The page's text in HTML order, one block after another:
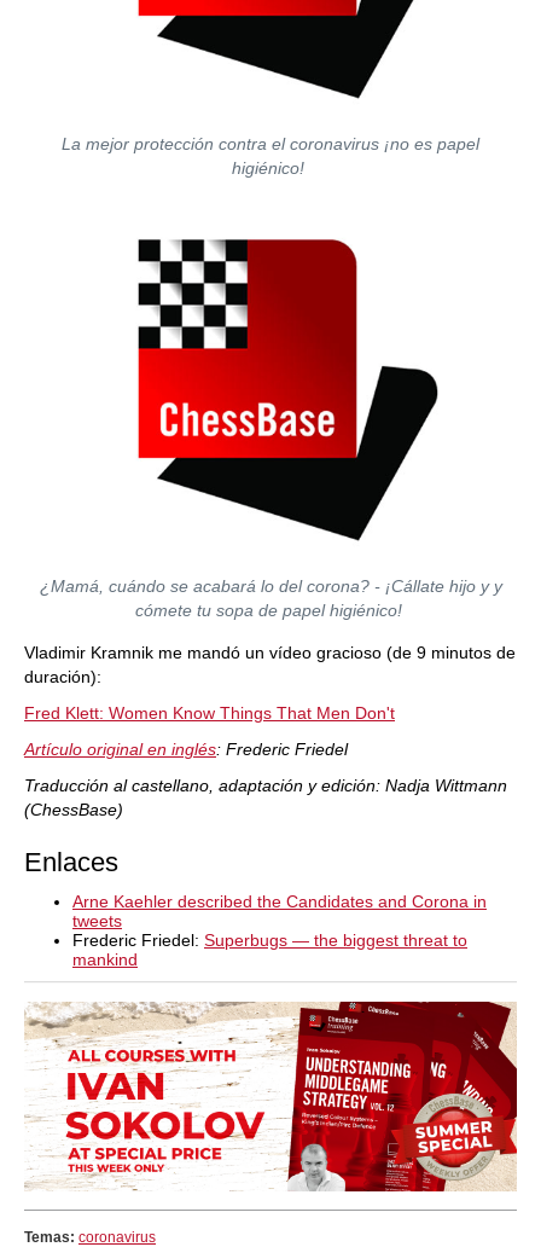
La mejor protección contra el coronavirus ¡no es papel
higiénico!
¿Mamá, cuándo se acabará lo del corona? - ¡Cállate hijo y y
cómete tu sopa de papel higiénico!
Vladimir Kramnik me mandó un vídeo gracioso (de 9 minutos de
duración):
Fred Klett: Women Know Things That Men Don't
Artículo original en inglés: Frederic Friedel
Traducción al castellano, adaptación y edición: Nadja Wittmann
(ChessBase)
Enlaces
Arne Kaehler described the Candidates and Corona in
tweets
Frederic Friedel: Superbugs — the biggest threat to
mankind
Temas: coronavirus